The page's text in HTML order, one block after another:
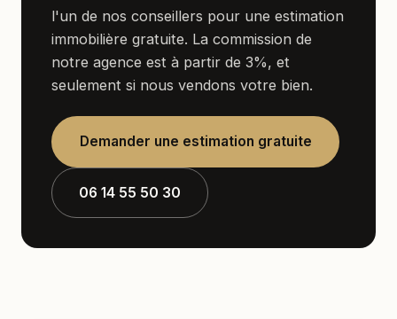
l'un de nos conseillers pour une estimation
immobilière gratuite. La commission de
notre agence est à partir de 3%, et
seulement si nous vendons votre bien.
Demander une estimation gratuite
06 14 55 50 30